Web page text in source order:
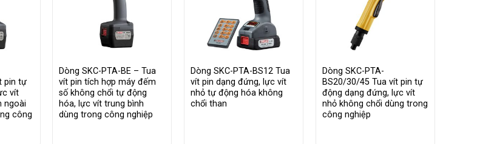
pin tự
vít
ngoài
công
Dòng SKC-PTA-BE – Tua
vít pin tích hợp máy đếm
số không chổi tự động
hóa, lực vít trung bình
dùng trong công nghiệp
Dòng SKC-PTA-BS12 Tua
vít pin dạng đứng, lực vít
nhỏ tự động hóa không
chổi than
Dòng SKC-PTA-
BS20/30/45 Tua vít pin tự
động dạng đứng, lực vít
nhỏ không chổi dùng trong
công nghiệp